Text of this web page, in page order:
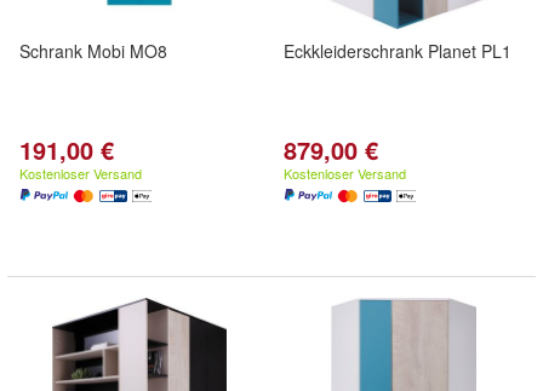
Schrank Mobi MO8
191,00 €
Kostenloser Versand
Eckkleiderschrank Planet PL1
879,00 €
Kostenloser Versand